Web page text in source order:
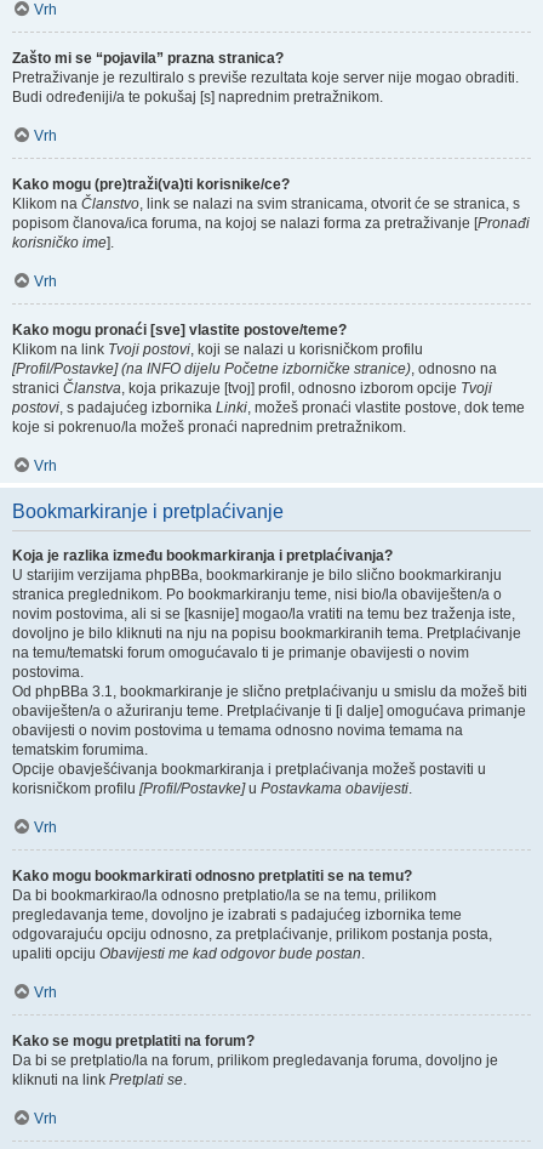
Vrh
Zašto mi se “pojavila” prazna stranica?
Pretraživanje je rezultiralo s previše rezultata koje server nije mogao obraditi.
Budi određeniji/a te pokušaj [s] naprednim pretražnikom.
Vrh
Kako mogu (pre)traži(va)ti korisnike/ce?
Klikom na Članstvo, link se nalazi na svim stranicama, otvorit će se stranica, s
popisom članova/ica foruma, na kojoj se nalazi forma za pretraživanje [Pronađi
korisničko ime].
Vrh
Kako mogu pronaći [sve] vlastite postove/teme?
Klikom na link Tvoji postovi, koji se nalazi u korisničkom profilu
[Profil/Postavke] (na INFO dijelu Početne izborničke stranice), odnosno na
stranici Članstva, koja prikazuje [tvoj] profil, odnosno izborom opcije Tvoji
postovi, s padajućeg izbornika Linki, možeš pronaći vlastite postove, dok teme
koje si pokrenuo/la možeš pronaći naprednim pretražnikom.
Vrh
Bookmarkiranje i pretplaćivanje
Koja je razlika između bookmarkiranja i pretplaćivanja?
U starijim verzijama phpBBa, bookmarkiranje je bilo slično bookmarkiranju
stranica preglednikom. Po bookmarkiranju teme, nisi bio/la obaviješten/a o
novim postovima, ali si se [kasnije] mogao/la vratiti na temu bez traženja iste,
dovoljno je bilo kliknuti na nju na popisu bookmarkiranih tema. Pretplaćivanje
na temu/tematski forum omogućavalo ti je primanje obavijesti o novim
postovima.
Od phpBBa 3.1, bookmarkiranje je slično pretplaćivanju u smislu da možeš biti
obaviješten/a o ažuriranju teme. Pretplaćivanje ti [i dalje] omogućava primanje
obavijesti o novim postovima u temama odnosno novima temama na
tematskim forumima.
Opcije obavješćivanja bookmarkiranja i pretplaćivanja možeš postaviti u
korisničkom profilu [Profil/Postavke]u Postavkama obavijesti.
Vrh
Kako mogu bookmarkirati odnosno pretplatiti se na temu?
Da bi bookmarkirao/la odnosno pretplatio/la se na temu, prilikom
pregledavanja teme, dovoljno je izabrati s padajućeg izbornika teme
odgovarajuću opciju odnosno, za pretplaćivanje, prilikom postanja posta,
upaliti opciju Obavijesti me kad odgovor bude postan.
Vrh
Kako se mogu pretplatiti na forum?
Da bi se pretplatio/la na forum, prilikom pregledavanja foruma, dovoljno je
kliknuti na link Pretplati se.
Vrh